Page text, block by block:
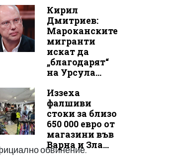
обвинение.
Кирил
Дмитриев:
Мароканските
мигранти
искат да
„благодарят“
на Урсула...
Иззеха
фалшиви
стоки за близо
650 000 евро от
магазини във
Варна и Зла...